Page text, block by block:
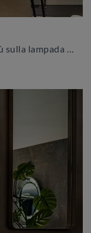
Lampade a sospensione: scopri di più sulla lampada Paris in vetro che ti consigliamo.